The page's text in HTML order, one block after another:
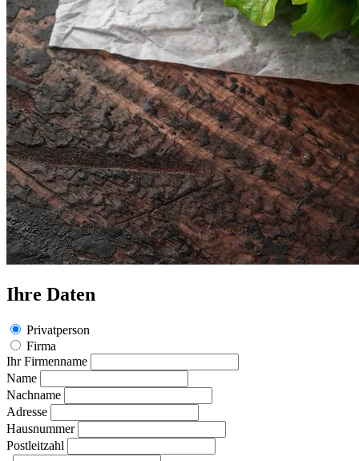
Ihre Daten
Privatperson
Firma
Ihr Firmenname
Name
Nachname
Adresse
Hausnummer
Postleitzahl